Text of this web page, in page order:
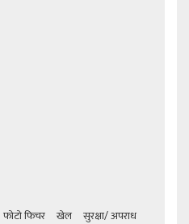
फोटो फिचर खेल सुरक्षा/ अपराध